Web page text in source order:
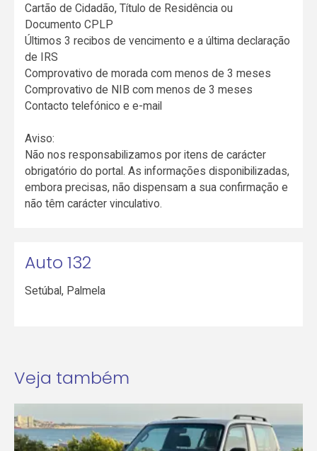
Cartão de Cidadão, Título de Residência ou
Documento CPLP
Últimos 3 recibos de vencimento e a última declaração
de IRS
Comprovativo de morada com menos de 3 meses
Comprovativo de NIB com menos de 3 meses
Contacto telefónico e e-mail
Aviso:
Não nos responsabilizamos por itens de carácter
obrigatório do portal. As informações disponibilizadas,
embora precisas, não dispensam a sua confirmação e
não têm carácter vinculativo.
Auto 132
Setúbal, Palmela
Veja também